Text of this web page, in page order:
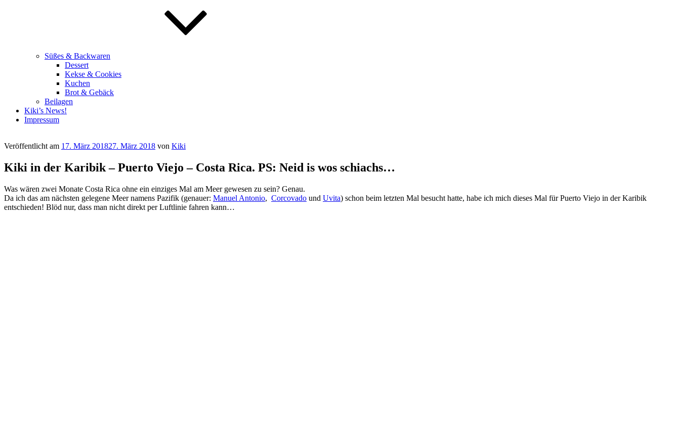
Süßes & Backwaren
Dessert
Kekse & Cookies
Kuchen
Brot & Gebäck
Beilagen
Kiki’s News!
Impressum
Veröffentlicht am 17. März 201827. März 2018 von Kiki
Kiki in der Karibik – Puerto Viejo – Costa Rica. PS: Neid is wos schiachs…
Was wären zwei Monate Costa Rica ohne ein einziges Mal am Meer gewesen zu sein? Genau.
Da ich das am nächsten gelegene Meer namens Pazifik (genauer: Manuel Antonio, Corcovado und Uvita) schon beim letzten Mal besucht hatte, habe ich mich dieses Mal für Puerto Viejo in der Karibik
entschieden! Blöd nur, dass man nicht direkt per Luftlinie fahren kann…